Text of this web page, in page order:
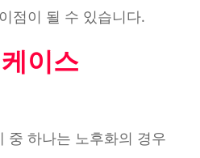
점이 될 수 있습니다.
이스
중 하나는 노후화의 경우